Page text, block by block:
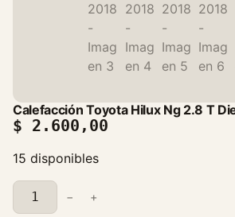
Calefacción Toyota Hilux Ng 2.8 T
$ 2.600,00
15 disponibles
C
a
− +